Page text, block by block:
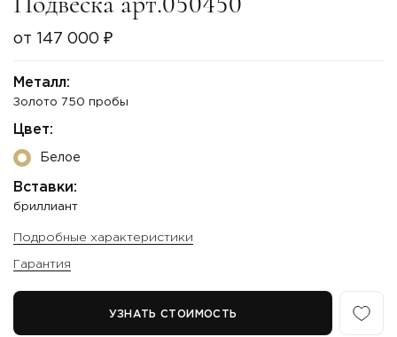
от 147 000 ₽
Металл:
Золото 750 пробы
Цвет:
Белое
Вставки:
бриллиант
Подробные характеристики
Гарантия
УЗНАТЬ СТОИМОСТЬ